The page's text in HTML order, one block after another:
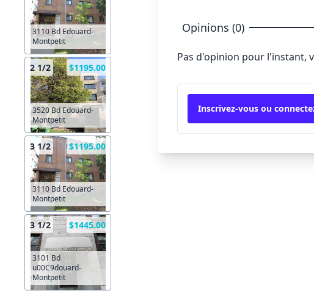
3110 Bd Edouard-
Montpetit
2 1/2 $1195.00
3520 Bd Edouard-
Montpetit
3 1/2 $1195.00
3110 Bd Edouard-
Montpetit
3 1/2 $1445.00
3101 Bd
u00C9douard-
Montpetit
Opinions (0)
Pas d'opinion pour l'instant,
Inscrivez-vous ou